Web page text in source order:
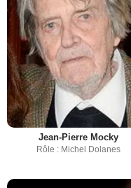
Jean-Pierre Mocky
Rôle : Michel Dolanes